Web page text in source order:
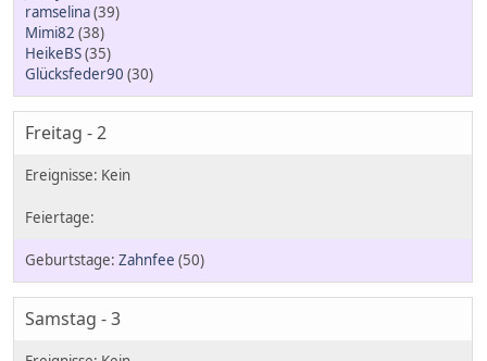
ramselina(39)
Mimi82 (38)
HeikeBS(35)
Glücksfeder90 (30)
Freitag - 2
Zahnfee (50)
Samstag - 3